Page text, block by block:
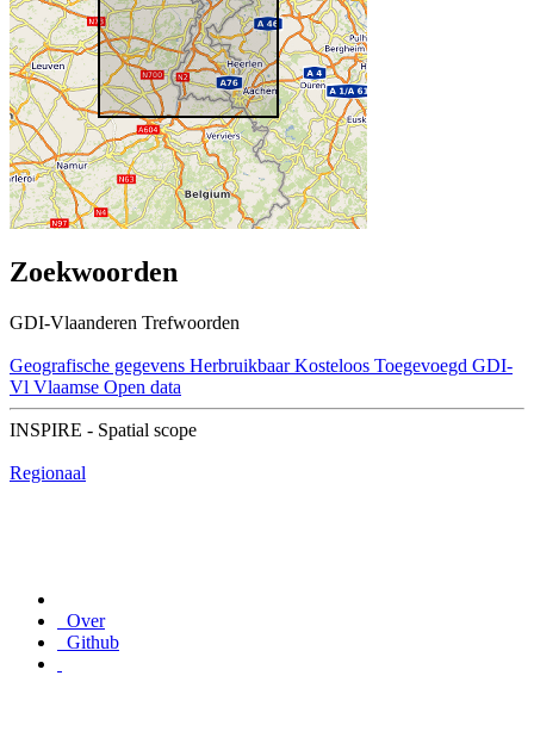
Zoekwoorden
GDI-Vlaanderen Trefwoorden
Geografische gegevens Herbruikbaar Kosteloos Toegevoegd GDI-
Vl Vlaamse Open data
INSPIRE - Spatial scope
Regionaal
Over
Github